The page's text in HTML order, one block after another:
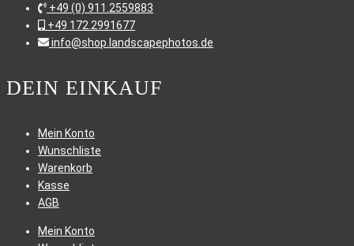
+49 (0) 911.2559883
+49 172.2991677
info@shop.landscapephotos.de
DEIN EINKAUF
Mein Konto
Wunschliste
Warenkorb
Kasse
AGB
Mein Konto